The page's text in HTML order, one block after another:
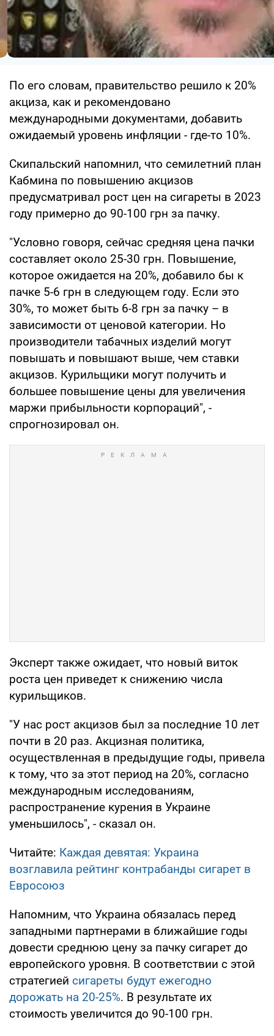
По его словам, правительство решило к 20%
акциза, как и рекомендовано
международными документами, добавить
ожидаемый уровень инфляции - где-то 10%.
Скипальский напомнил, что семилетний план
Кабмина по повышению акцизов
предусматривал рост цен на сигареты в 2023
году примерно до 90-100 грн за пачку.
"Условно говоря, сейчас средняя цена пачки
составляет около 25-30 грн. Повышение,
которое ожидается на 20%, добавило бы к
пачке 5-6 грн в следующем году. Если это
30%, то может быть 6-8 грн за пачку – в
зависимости от ценовой категории. Но
производители табачных изделий могут
повышать и повышают выше, чем ставки
акцизов. Курильщики могут получить и
большее повышение цены для увеличения
маржи прибыльности корпораций", -
спрогнозировал он.
Эксперт также ожидает, что новый виток
роста цен приведет к снижению числа
курильщиков.
"У нас рост акцизов был за последние 10 лет
почти в 20 раз. Акцизная политика,
осуществленная в предыдущие годы, привела
к тому, что за этот период на 20%, согласно
международным исследованиям,
распространение курения в Украине
уменьшилось", - сказал он.
Читайте: Каждая девятая: Украина
возглавила рейтинг контрабанды сигарет в
Евросоюз
Напомним, что Украина обязалась перед
западными партнерами в ближайшие годы
довести среднюю цену за пачку сигарет до
европейского уровня. В соответствии с этой
стратегией сигареты будут ежегодно
дорожать на 20-25%. В результате их
стоимость увеличится до 90-100 грн.